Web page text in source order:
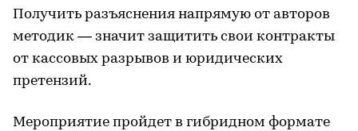
Получить разъяснения напрямую от авторов
методик — значит защитить свои контракты
от кассовых разрывов и юридических
претензий.
Мероприятие пройдет в гибридном формате